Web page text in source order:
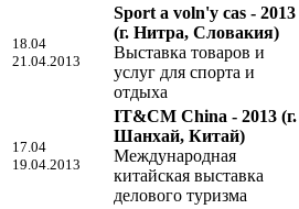
18.04
21.04.2013
Sport a voln'y cas - 2013
(г. Нитра, Словакия)
Выставка товаров и
услуг для спорта и
отдыха
17.04
19.04.2013
IT&CM China - 2013 (г.
Шанхай, Китай)
Международная
китайская выставка
делового туризма